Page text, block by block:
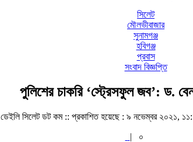
সিলেট
মৌলভীবাজার
সুনামগঞ্জ
হবিগঞ্জ
প্রবাস
সংবাদ বিজ্ঞপ্তি
পুলিশের চাকরি ‘স্ট্রেসফুল জব’: ড.
ডেইলি সিলেট ডট কম :: প্রকাশিত হয়েছে : ৯ নভেম্বর ২০২১,
|
০